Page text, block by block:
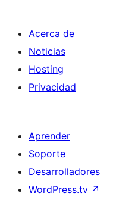
Acerca de
Noticias
Hosting
Privacidad
Aprender
Soporte
Desarrolladores
WordPress.tv ↗